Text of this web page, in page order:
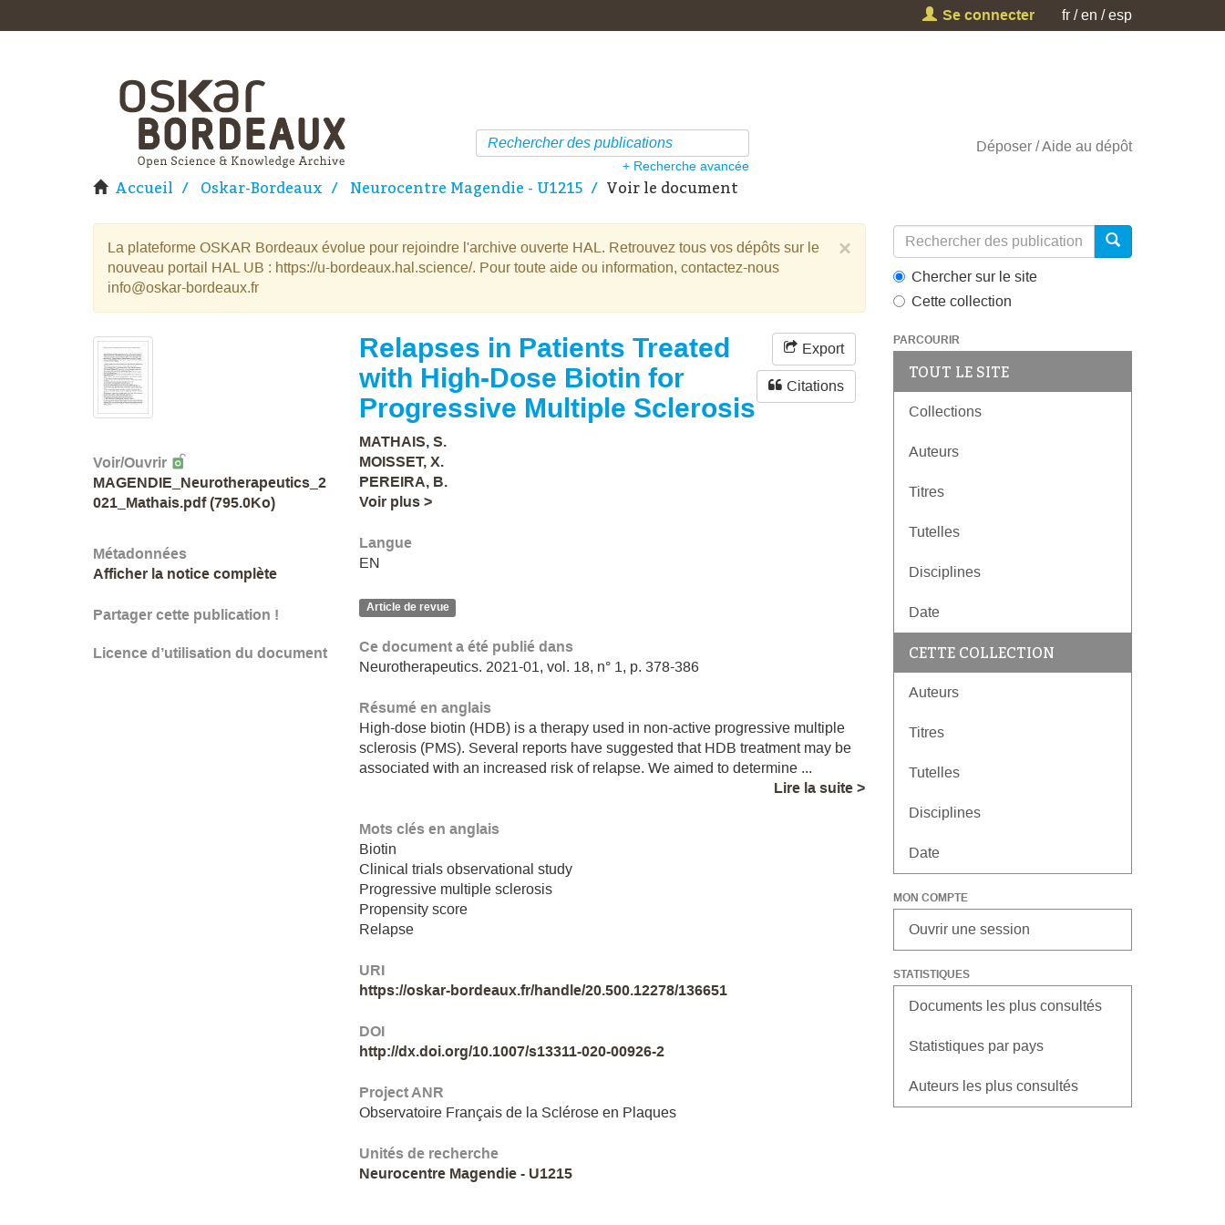
Se connecter fr en esp
+ Recherche avancée
Déposer Aide au dépôt
Accueil Oskar-Bordeaux Neurocentre Magendie - U1215 Voir le document
×
La plateforme OSKAR Bordeaux évolue pour rejoindre l'archive ouverte HAL. Retrouvez tous vos dépôts sur le
nouveau portail HAL UB : https://u-bordeaux.hal.science/. Pour toute aide ou information, contactez-nous
info@oskar-bordeaux.fr
Voir/Ouvrir
MAGENDIE_Neurotherapeutics_2
021_Mathais.pdf (795.0Ko)
Métadonnées
Afficher la notice complète
Partager cette publication !
Licence d’utilisation du document
Relapses in Patients Treated
with High-Dose Biotin for
Progressive Multiple Sclerosis
Export
Citations
MATHAIS, S.
MOISSET, X.
PEREIRA, B.
Voir plus >
Langue
EN
Article de revue
Ce document a été publié dans
Neurotherapeutics. 2021-01, vol. 18, n° 1, p. 378-386
Résumé en anglais
High-dose biotin (HDB) is a therapy used in non-active progressive multiple
sclerosis (PMS). Several reports have suggested that HDB treatment may be
associated with an increased risk of relapse. We aimed to determine ...
Lire la suite >
Mots clés en anglais
Biotin
Clinical trials observational study
Progressive multiple sclerosis
Propensity score
Relapse
URI
https://oskar-bordeaux.fr/handle/20.500.12278/136651
DOI
http://dx.doi.org/10.1007/s13311-020-00926-2
Project ANR
Observatoire Français de la Sclérose en Plaques
Unités de recherche
Neurocentre Magendie - U1215
Chercher sur le site
Cette collection
PARCOURIR
TOUT LE SITE
Collections
Auteurs
Titres
Tutelles
Disciplines
Date
CETTE COLLECTION
Auteurs
Titres
Tutelles
Disciplines
Date
MON COMPTE
Ouvrir une session
STATISTIQUES
Documents les plus consultés
Statistiques par pays
Auteurs les plus consultés